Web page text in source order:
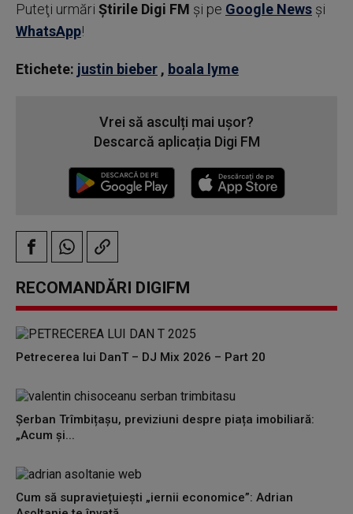
Puteţi urmări Știrile Digi FM şi pe Google News şi
WhatsApp!
Etichete: justin bieber , boala lyme
Vrei să asculți mai ușor?
Descarcă aplicația Digi FM
RECOMANDĂRI DIGIFM
Petrecerea lui DanT – DJ Mix 2026 – Part 20
Șerban Trîmbițașu, previziuni despre piața imobiliară:
„Acum și...
Cum să supraviețuiești „iernii economice”: Adrian